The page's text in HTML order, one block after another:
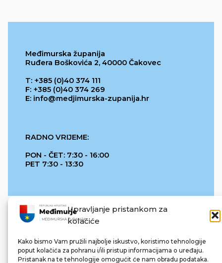
Upravljanje pristankom za
kolačiće
Kako bismo Vam pružili najbolje iskustvo, koristimo tehnologije
poput kolačića za pohranu i/ili pristup informacijama o uređaju.
Pristanak na te tehnologije omogućit će nam obradu podataka.
Međimurska županija
Ruđera Boškovića 2, 40000 Čakovec
T: +385 (0)40 374 111
F: +385 (0)40 374 269
E: info@medjimurska-zupanija.hr
RADNO VRIJEME:
PON - ČET: 7:30 - 16:00
PET 7:30 - 13:30